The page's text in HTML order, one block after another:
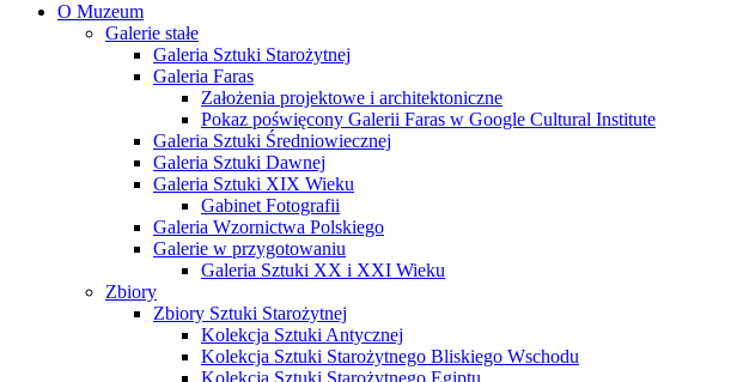
O Muzeum
Galerie stałe
Galeria Sztuki Starożytnej
Galeria Faras
Założenia projektowe i architektoniczne
Pokaz poświęcony Galerii Faras w Google Cultural Institute
Galeria Sztuki Średniowiecznej
Galeria Sztuki Dawnej
Galeria Sztuki XIX Wieku
Gabinet Fotografii
Galeria Wzornictwa Polskiego
Galerie w przygotowaniu
Galeria Sztuki XX i XXI Wieku
Zbiory
Zbiory Sztuki Starożytnej
Kolekcja Sztuki Antycznej
Kolekcja Sztuki Starożytnego Bliskiego Wschodu
Kolekcja Sztuki Starożytnego Egiptu